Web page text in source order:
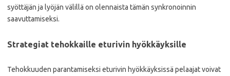
syöttäjän ja lyöjän välillä on olennaista tämän synkronoinnin
saavuttamiseksi.
Strategiat tehokkaille eturivin hyökkäyksille
Tehokkuuden parantamiseksi eturivin hyökkäyksissä pelaajat voivat